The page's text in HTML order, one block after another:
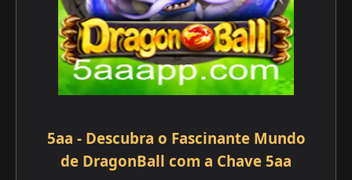
5aa - Descubra o Fascinante Mundo
de DragonBall com a Chave 5aa